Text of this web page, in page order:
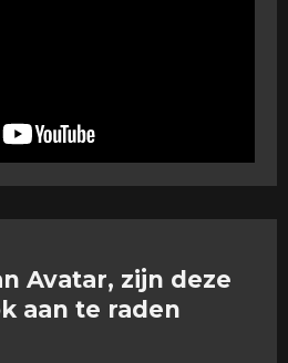
Avatar, zijn deze
aan te raden